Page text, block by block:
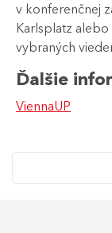
v konferenčnej
Karlsplatz
vybraných
Ďalšie
ViennaUP